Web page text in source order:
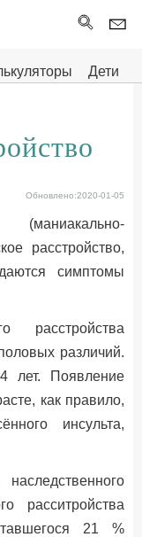
Дети
Обновлено:2020-01-05
расстройство,
симптомы
расстройства
различий.
лет. Появление
как правило,
инсульта,
расситройства
21 %